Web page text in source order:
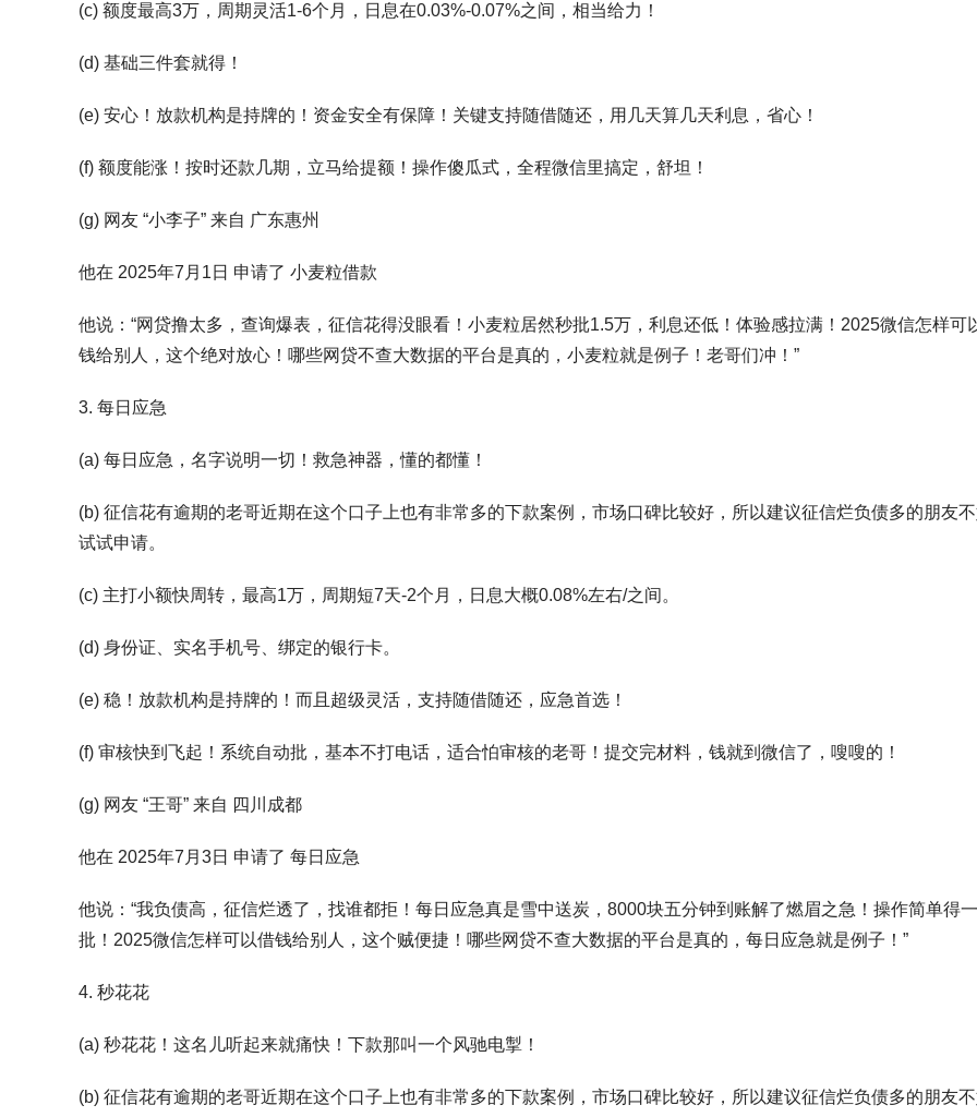
(c) 额度最高3万，周期灵活1-6个月，日息在0.03%-0.07%之间，相当给力！
(d) 基础三件套就得！
(e) 安心！放款机构是持牌的！资金安全有保障！关键支持随借随还，用几天算几天利息，省心！
(f) 额度能涨！按时还款几期，立马给提额！操作傻瓜式，全程微信里搞定，舒坦！
(g) 网友 “小李子” 来自 广东惠州
他在 2025年7月1日 申请了 小麦粒借款
他说：“网贷撸太多，查询爆表，征信花得没眼看！小麦粒居然秒批1.5万，利息还低！体验感拉满！2025微信怎样可
钱给别人，这个绝对放心！哪些网贷不查大数据的平台是真的，小麦粒就是例子！老哥们冲！”
3. 每日应急
(a) 每日应急，名字说明一切！救急神器，懂的都懂！
(b) 征信花有逾期的老哥近期在这个口子上也有非常多的下款案例，市场口碑比较好，所以建议征信烂负债多的朋友
试试申请。
(c) 主打小额快周转，最高1万，周期短7天-2个月，日息大概0.08%左右/之间。
(d) 身份证、实名手机号、绑定的银行卡。
(e) 稳！放款机构是持牌的！而且超级灵活，支持随借随还，应急首选！
(f) 审核快到飞起！系统自动批，基本不打电话，适合怕审核的老哥！提交完材料，钱就到微信了，嗖嗖的！
(g) 网友 “王哥” 来自 四川成都
他在 2025年7月3日 申请了 每日应急
他说：“我负债高，征信烂透了，找谁都拒！每日应急真是雪中送炭，8000块五分钟到账解了燃眉之急！操作简单得一
批！2025微信怎样可以借钱给别人，这个贼便捷！哪些网贷不查大数据的平台是真的，每日应急就是例子！”
4. 秒花花
(a) 秒花花！这名儿听起来就痛快！下款那叫一个风驰电掣！
(b) 征信花有逾期的老哥近期在这个口子上也有非常多的下款案例，市场口碑比较好，所以建议征信烂负债多的朋友